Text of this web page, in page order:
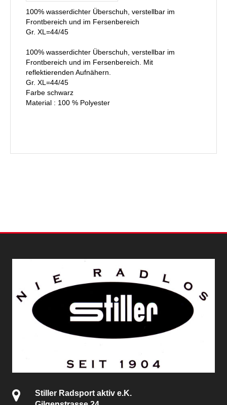
100% wasserdichter Überschuh, verstellbar im
Frontbereich und im Fersenbereich
Gr. XL=44/45
100% wasserdichter Überschuh, verstellbar im
Frontbereich und im Fersenbereich. Mit
reflektierenden Aufnähern.
Gr. XL=44/45
Farbe schwarz
Material : 100 % Polyester
Stiller Radsport aktiv e.K.